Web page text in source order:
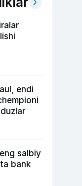
endi
salbiy
bank